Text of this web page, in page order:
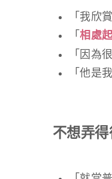
「我欣
「相處
「因為
「他是
不想弄